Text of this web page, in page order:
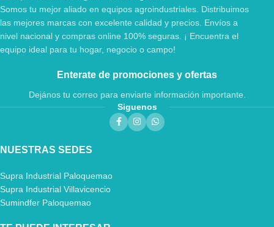
Somos tu mejor aliado en equipos agroindustriales. Distribuimos
las mejores marcas con excelente calidad y precios. Envíos a
nivel nacional y compras online 100% seguras. ¡ Encuentra el
equipo ideal para tu hogar, negocio o campo!
Enterate de promociones y ofertas
Dejános tu correo para enviarte información importante.
Siguenos
NUESTRAS SEDES
Supra Industrial Paloquemao
Supra Industrial Villavicencio
Sumindfer Paloquemao